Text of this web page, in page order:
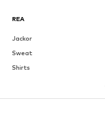
REA
Jackor
Sweat
Shirts